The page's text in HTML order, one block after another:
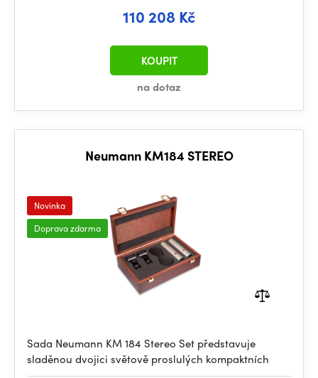
110 208 Kč
na dotaz
KOUPIT
Neumann KM184 STEREO
Novinka
Doprava zdarma
Sada Neumann KM 184 Stereo Set představuje
sladěnou dvojici světově proslulých kompaktních